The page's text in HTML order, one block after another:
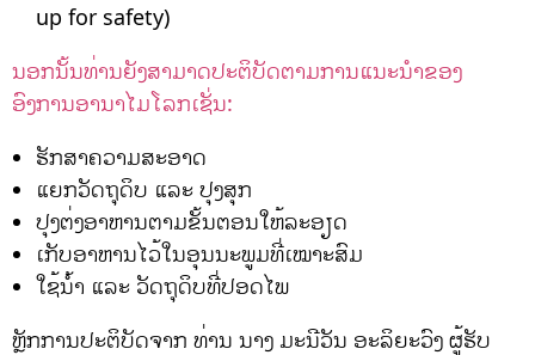
up for safety)
ນອກນັ້ນທ່ານຍັງສາມາດປະຕິບັດຕາມການແນະນຳຂອງ
ອົງການອານາໄມໂລກເຊັ່ນ:
ຮັກສາຄວາມສະອາດ
ແຍກວັດຖຸດິບ ແລະ ປຸງສຸກ
ປຸງຕ່ງອາຫານຕາມຂັ້ນຕອນໃຫ້ລະອຽດ
ເກັບອາຫານໄວ້ໃນອຸນນະພູມທີ່ເໝາະສົມ
ໃຊ້ນໍ້າ ແລະ ວັດຖຸດິບທີ່ປອດໄພ
ຫຼັກການປະຕິບັດຈາກ ທ່ານ ນາງ ມະນີວັນ ອະລິຍະວົງ ຜູ້ຮັບ